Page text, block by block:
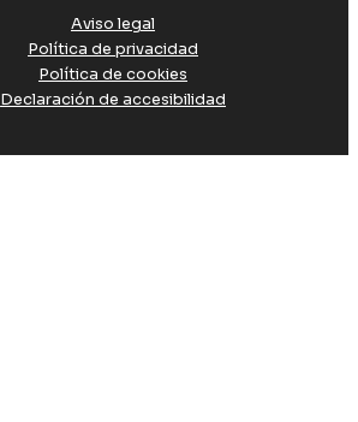
Aviso legal
Política de privacidad
Política de cookies
Declaración de accesibilidad